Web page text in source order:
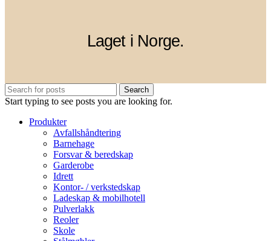
Laget i Norge.
Search
Start typing to see posts you are looking for.
Produkter
Avfallshåndtering
Barnehage
Forsvar & beredskap
Garderobe
Idrett
Kontor- / verkstedskap
Ladeskap & mobilhotell
Pulverlakk
Reoler
Skole